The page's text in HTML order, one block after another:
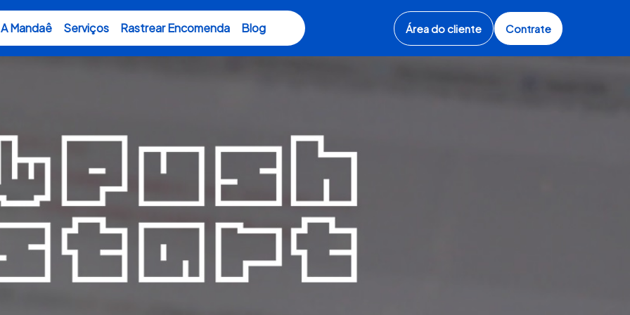
A Mandaê Serviços Rastrear Encomenda Blog Área do cliente Contrate